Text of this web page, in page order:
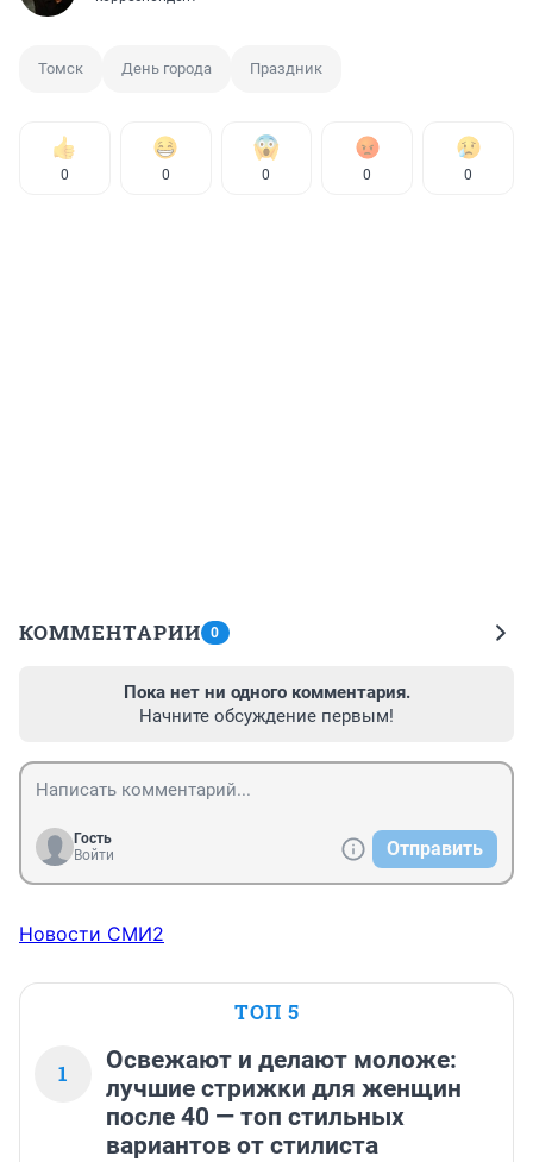
Томск День города Праздник
0 0 0 0 0
КОММЕНТАРИИ 0
Пока нет ни одного комментария.
Начните обсуждение первым!
Гость
Войти
Отправить
Новости СМИ2
ТОП 5
1
Освежают и делают моложе:
лучшие стрижки для женщин
после 40 — топ стильных
вариантов от стилиста